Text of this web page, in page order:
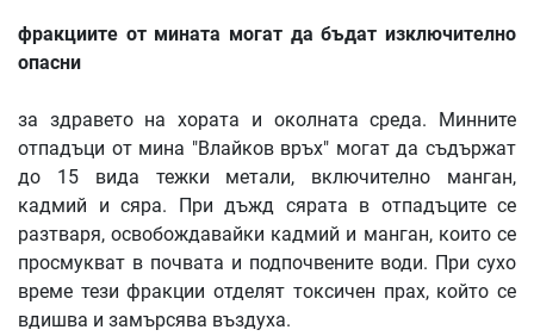
фракциите от мината могат да бъдат изключително
опасни
за здравето на хората и околната среда. Минните
отпадъци от мина "Влайков връх" могат да съдържат
до 15 вида тежки метали, включително манган,
кадмий и сяра. При дъжд сярата в отпадъците се
разтваря, освобождавайки кадмий и манган, които се
просмукват в почвата и подпочвените води. При сухо
време тези фракции отделят токсичен прах, който се
вдишва и замърсява въздуха.